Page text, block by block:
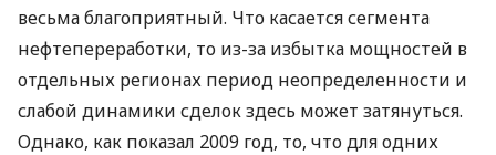
весьма благоприятный. Что касается сегмента
нефтепереработки, то из-за избытка мощностей в
отдельных регионах период неопределенности и
слабой динамики сделок здесь может затянуться.
Однако, как показал 2009 год, то, что для одних